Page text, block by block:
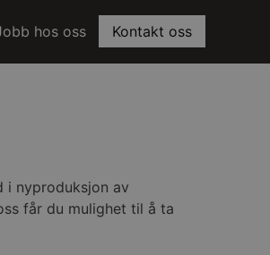
hos oss Kontakt oss
i nyproduksjon av
får du mulighet til å ta